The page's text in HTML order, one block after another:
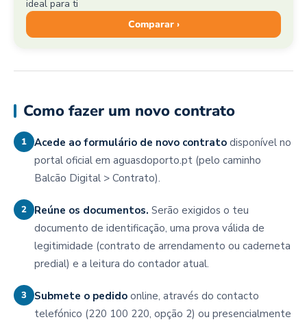
ideal para ti
Comparar ›
Como fazer um novo contrato
1 Acede ao formulário de novo contrato disponível no
portal oficial em aguasdoporto.pt (pelo caminho
Balcão Digital > Contrato).
2 Reúne os documentos. Serão exigidos o teu
documento de identificação, uma prova válida de
legitimidade (contrato de arrendamento ou caderneta
predial) e a leitura do contador atual.
3 Submete o pedido online, através do contacto
telefónico (220 100 220, opção 2) ou presencialmente